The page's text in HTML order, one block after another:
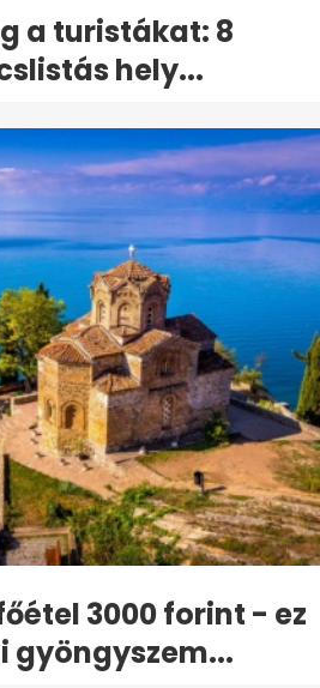
a turistákat: 8
hely...
3000 forint - ez
gyöngyszem...